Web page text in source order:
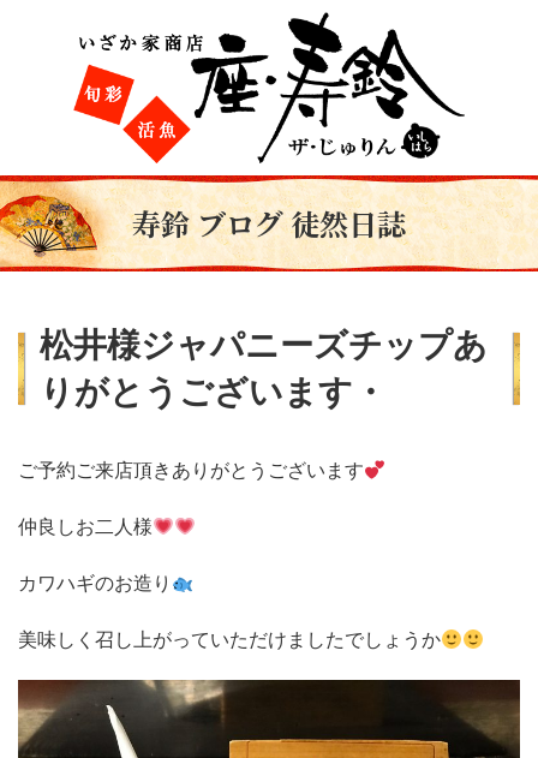
寿鈴 ブログ 徒然日誌
松井様ジャパニーズチップあ
りがとうございます・
ご予約ご来店頂きありがとうございます
仲良しお二人様
カワハギのお造り
美味しく召し上がっていただけましたでしょうか